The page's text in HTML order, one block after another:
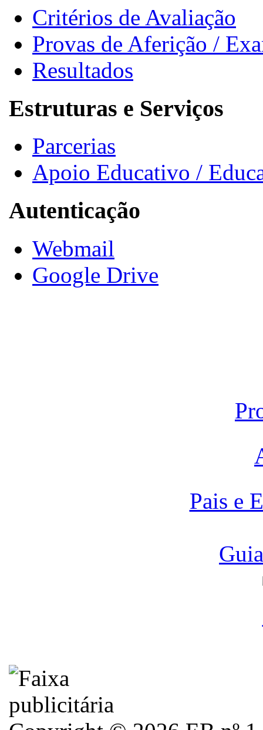
Critérios de Avaliação
Provas de Aferição /
Resultados
Estruturas e Serviços
Parcerias
Apoio Educativo /
Autenticação
Webmail
Google Drive
Pais e